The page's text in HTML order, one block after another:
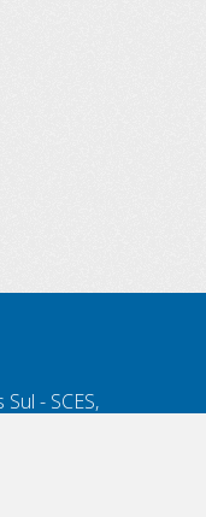
- SCES,